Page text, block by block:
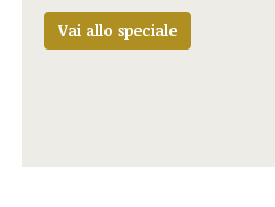
Vai allo speciale